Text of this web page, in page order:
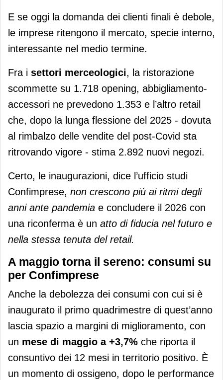
E se oggi la domanda dei clienti finali è debole,
le imprese ritengono il mercato, specie interno,
interessante nel medio termine.
Fra i settori merceologici, la ristorazione
scommette su 1.718 opening, abbigliamento-
accessori ne prevedono 1.353 e l’altro retail
che, dopo la lunga flessione del 2025 - dovuta
al rimbalzo delle vendite del post-Covid sta
ritrovando vigore - stima 2.892 nuovi negozi.
Certo, le inaugurazioni, dice l’ufficio studi
Confimprese, non crescono più ai ritmi degli
anni ante pandemia e concludere il 2026 con
una riconferma è un atto di fiducia nel futuro e
nella stessa tenuta del retail.
A maggio torna il sereno: consumi su
per Confimprese
Anche la debolezza dei consumi con cui si è
inaugurato il primo quadrimestre di quest’anno
lascia spazio a margini di miglioramento, con
un mese di maggio a +3,7% che riporta il
consuntivo dei 12 mesi in territorio positivo. È
un momento di ossigeno, dopo le performance